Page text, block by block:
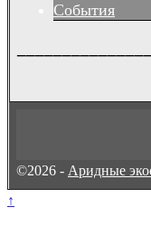
События
©2026 - Аридные
↑